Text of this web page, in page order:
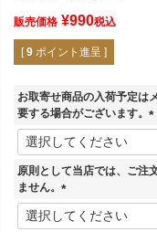
販売価格 ¥990税込
[ 9 ポイント進呈 ]
お取寄せ商品の入荷予定は
要する場合がございます。
(
原則として当店では、ご注
ません。
(
必